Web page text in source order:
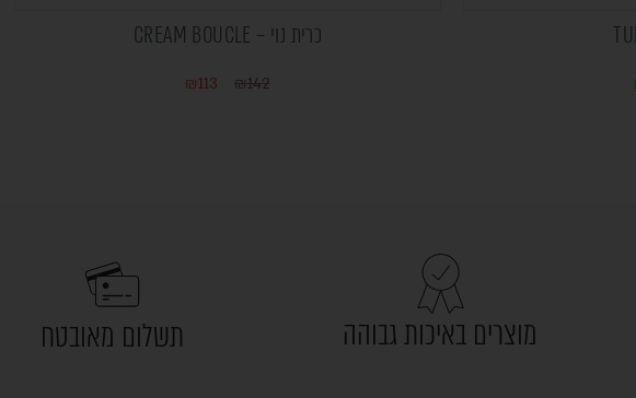
כרית נוי – CREAM BOUCLE
₪142
₪113
מוצרים באיכות גבוהה תשלום מאובטח